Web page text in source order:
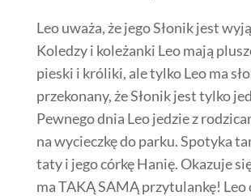
Leo uważa, że jego Słonik jest
Koledzy i koleżanki Leo mają
pieski i króliki, ale tylko Leo ma
przekonany, że Słonik jest tylko
Pewnego dnia Leo jedzie z
na wycieczkę do parku. Spotyka
taty i jego córkę Hanię. Okazuje
ma TAKĄ SAMĄ przytulankę! Leo